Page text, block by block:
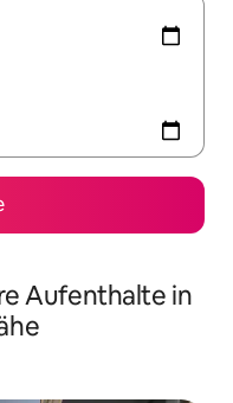
Aufenthalte in